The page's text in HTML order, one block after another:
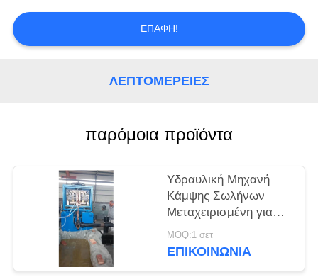
ΜΕ
SITEMAP
PRIVACY
POLICY
ΕΠΑΦΉ!
ΛΕΠΤΟΜΈΡΕΙΕΣ
παρόμοια προϊόντα
Υδραυλική Μηχανή
Κάμψης Σωλήνων
Μεταχειρισμένη για
Παραγωγή Αγκώνων
Μεγάλης Διαμέτρου
MOQ:1 σετ
ΕΠΙΚΟΙΝΩΝΙΑ